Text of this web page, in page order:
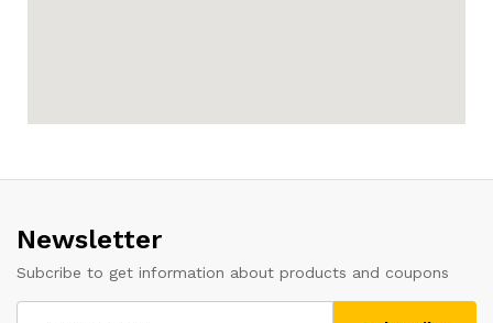
Newsletter
Subcribe to get information about products and coupons